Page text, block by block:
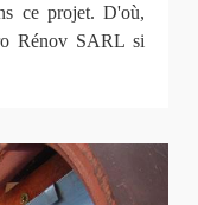
ce projet. D'où,
Rénov SARL si